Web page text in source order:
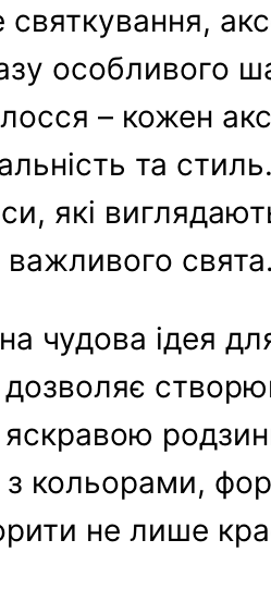
особливого
– кожен
та
які
свята.
чудова ідея
кольорами,
не лише